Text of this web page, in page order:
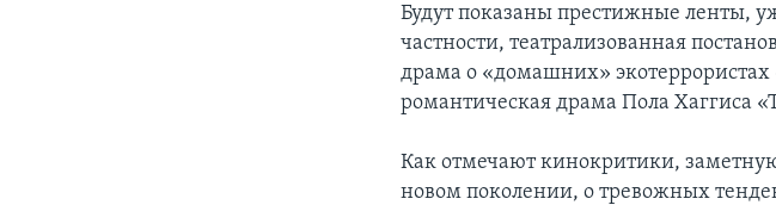
Будут показаны престижные ленты,
частности, театрализованная
драма о «домашних»
романтическая драма Пола Хаггиса
Как отмечают кинокритики,
новом поколении, о тревожных